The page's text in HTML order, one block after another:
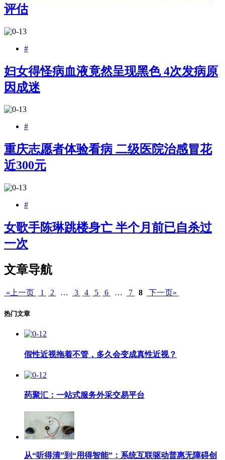
评估
#
妇女得怪病血液竟然呈现黑色 4次发病原
因成迷
#
重庆志愿者体验看病 二级医院治感冒花
近300元
#
女歌手陈琳跳楼身亡 半个月前已自杀过
一次
文章导航
«上一页 1 2 … 3 4 5 6 … 7 8 下一页»
热门文章
假性近视拖着不管，多久会变成真性近视？
药聚汇：一站式服务外采交易平台
从“听得清”到“用得智能”：系统互联驱动普惠无障碍创